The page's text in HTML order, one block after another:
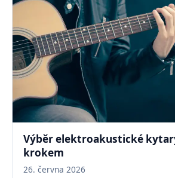
Výběr elektroakustické
krokem
26. června 2026